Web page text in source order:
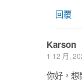
回覆
Karson
1 12 月,
你好，